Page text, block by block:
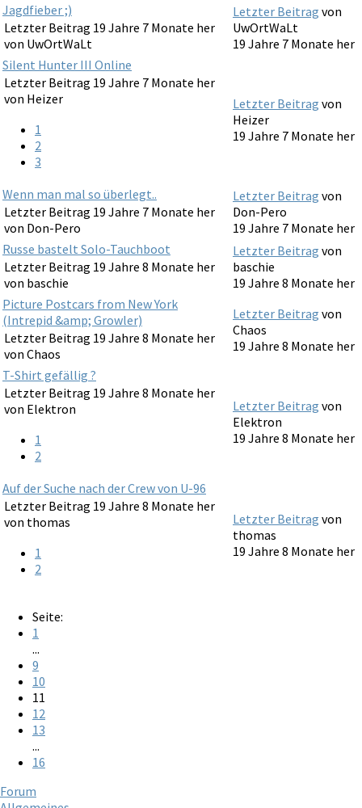
Jagdfieber ;)
Letzter Beitrag 19 Jahre 7 Monate her
von UwOrtWaLt
Letzter Beitrag von
UwOrtWaLt
19 Jahre 7 Monate her
Silent Hunter III Online
Letzter Beitrag 19 Jahre 7 Monate her
von Heizer
1
2
3
Letzter Beitrag von
Heizer
19 Jahre 7 Monate her
Wenn man mal so überlegt..
Letzter Beitrag 19 Jahre 7 Monate her
von Don-Pero
Letzter Beitrag von
Don-Pero
19 Jahre 7 Monate her
Russe bastelt Solo-Tauchboot
Letzter Beitrag 19 Jahre 8 Monate her
von baschie
Letzter Beitrag von
baschie
19 Jahre 8 Monate her
Picture Postcars from New York
(Intrepid &amp; Growler)
Letzter Beitrag 19 Jahre 8 Monate her
von Chaos
Letzter Beitrag von
Chaos
19 Jahre 8 Monate her
T-Shirt gefällig ?
Letzter Beitrag 19 Jahre 8 Monate her
von Elektron
1
2
Letzter Beitrag von
Elektron
19 Jahre 8 Monate her
Auf der Suche nach der Crew von U-96
Letzter Beitrag 19 Jahre 8 Monate her
von thomas
1
2
Letzter Beitrag von
thomas
19 Jahre 8 Monate her
Seite:
1
...
9
10
11
12
13
...
16
Forum